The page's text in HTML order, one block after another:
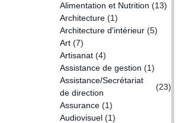
Alimentation et Nutrition (13)
Architecture (1)
Architecture d'intérieur (5)
Art (7)
Artisanat (4)
Assistance de gestion (1)
Assistance/Secrétariat
de direction
(23)
Assurance (1)
Audiovisuel (1)